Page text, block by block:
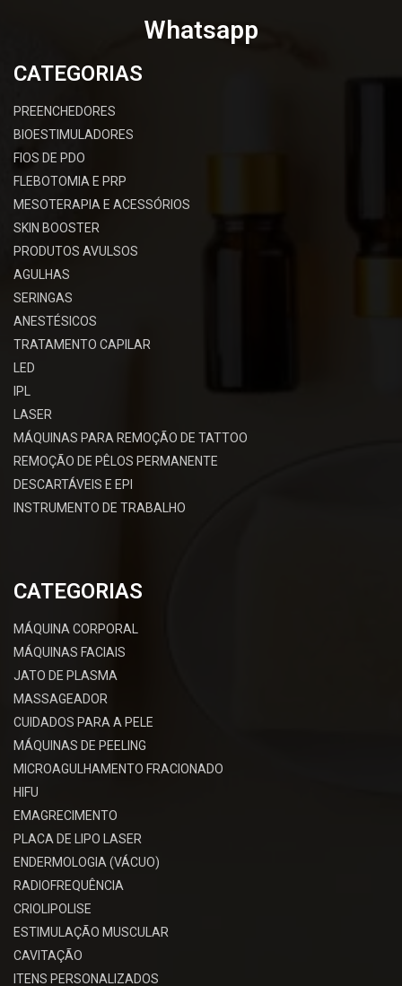
Whatsapp
CATEGORIAS
PREENCHEDORES
BIOESTIMULADORES
FIOS DE PDO
FLEBOTOMIA E PRP
MESOTERAPIA E ACESSÓRIOS
SKIN BOOSTER
PRODUTOS AVULSOS
AGULHAS
SERINGAS
ANESTÉSICOS
TRATAMENTO CAPILAR
LED
IPL
LASER
MÁQUINAS PARA REMOÇÃO DE TATTOO
REMOÇÃO DE PÊLOS PERMANENTE
DESCARTÁVEIS E EPI
INSTRUMENTO DE TRABALHO
CATEGORIAS
MÁQUINA CORPORAL
MÁQUINAS FACIAIS
JATO DE PLASMA
MASSAGEADOR
CUIDADOS PARA A PELE
MÁQUINAS DE PEELING
MICROAGULHAMENTO FRACIONADO
HIFU
EMAGRECIMENTO
PLACA DE LIPO LASER
ENDERMOLOGIA (VÁCUO)
RADIOFREQUÊNCIA
CRIOLIPOLISE
ESTIMULAÇÃO MUSCULAR
CAVITAÇÃO
ITENS PERSONALIZADOS